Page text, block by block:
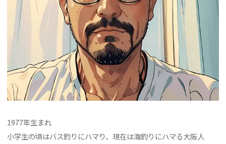
1977年生まれ
小学生の頃はバス釣りにハマり、現在は海釣りにハマる大阪人